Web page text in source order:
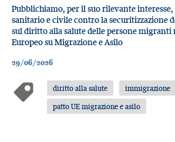
Pubblichiamo, per il suo rilevante
sanitario e civile contro la securitizzazione
sul diritto alla salute delle persone migranti
Europeo su Migrazione e Asilo
29/06/2026
diritto alla salute
immigrazione
patto UE migrazione e asilo